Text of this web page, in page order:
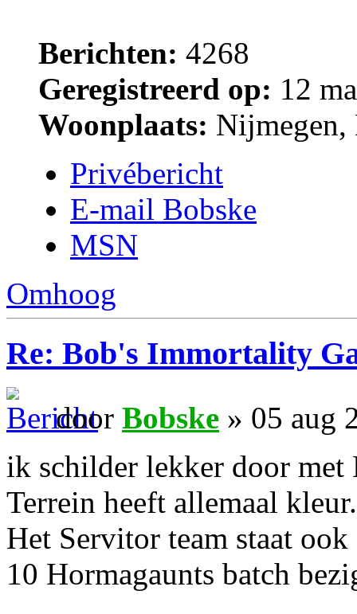
Berichten: 4268
Geregistreerd op: 12
Woonplaats:
Privébericht
E-mail Bobske
MSN
Omhoog
Re: Bob's Immortality
door Bobske » 05 aug
ik schilder lekker door
Terrein heeft allemaal kleur.
Het Servitor team staat
10 Hormagaunts batch